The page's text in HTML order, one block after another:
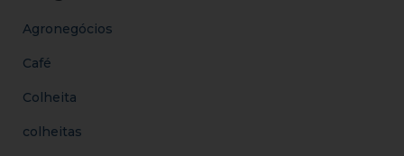
Agronegócios
Café
Colheita
colheitas